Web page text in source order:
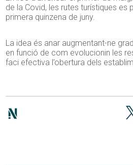
de la Covid, les rutes turístiques es
primera quinzena de juny.
La idea és anar augmentant-ne
en funció de com evolucionin les
faci efectiva l’obertura dels